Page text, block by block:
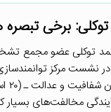
برخی
توکلی عضو مجمع
نشست مرکز
مخالفت‌های